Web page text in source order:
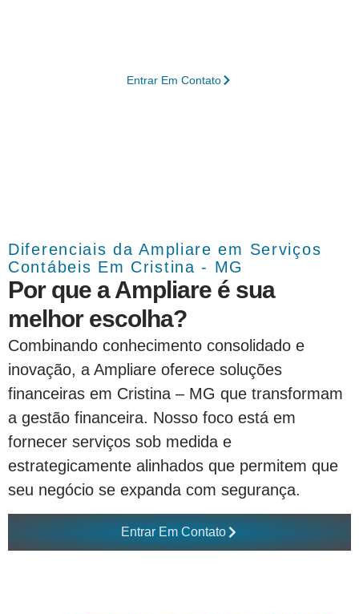
Entrar Em Contato
Diferenciais da Ampliare em Serviços
Contábeis Em Cristina - MG
Por que a Ampliare é sua
melhor escolha?
Combinando conhecimento consolidado e
inovação, a Ampliare oferece soluções
financeiras em Cristina – MG que transformam
a gestão financeira. Nosso foco está em
fornecer serviços sob medida e
estrategicamente alinhados que permitem que
seu negócio se expanda com segurança.
Entrar Em Contato